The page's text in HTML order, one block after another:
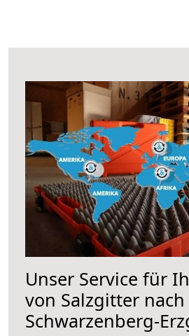
Unser Service für
von Salzgitter nach
Schwarzenberg-